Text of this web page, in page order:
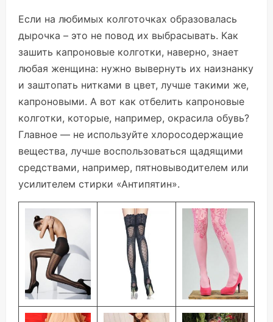
Если на любимых колготочках образовалась
дырочка – это не повод их выбрасывать. Как
зашить капроновые колготки, наверно, знает
любая женщина: нужно вывернуть их наизнанку
и заштопать нитками в цвет, лучше такими же,
капроновыми. А вот как отбелить капроновые
колготки, которые, например, окрасила обувь?
Главное — не используйте хлоросодержащие
вещества, лучше воспользоваться щадящими
средствами, например, пятновыводителем или
усилителем стирки «Антипятин».